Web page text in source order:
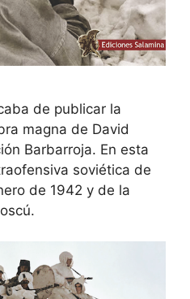
de publicar la
magna de David
Barbarroja. En esta
soviética de
de 1942 y de la